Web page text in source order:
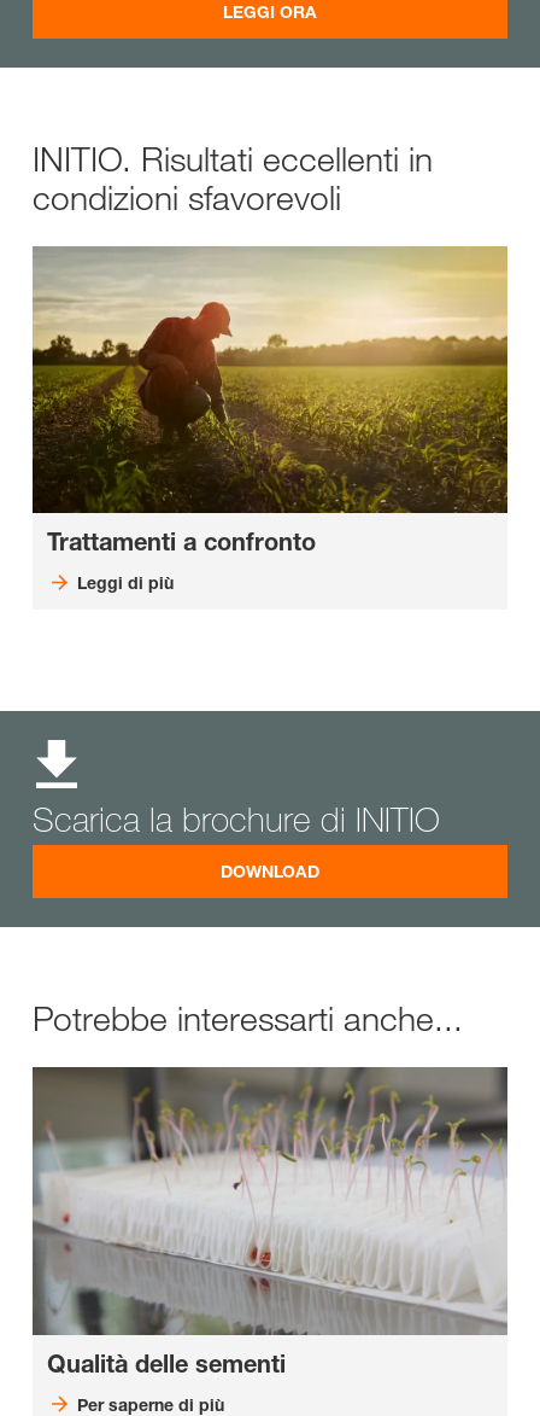
LEGGI ORA
INITIO. Risultati eccellenti in
condizioni sfavorevoli
Trattamenti a confronto
Leggi di più
Scarica la brochure di INITIO
DOWNLOAD
Potrebbe interessarti anche...
Qualità delle sementi
Per saperne di più